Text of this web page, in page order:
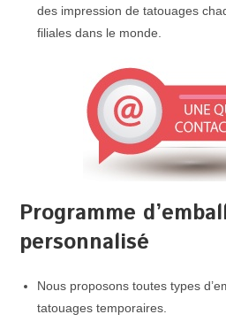
des impression de tatouages
filiales dans le monde.
Programme
personnalisé
Nous proposons toutes types
tatouages temporaires.